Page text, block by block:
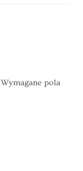
Wymagane pola